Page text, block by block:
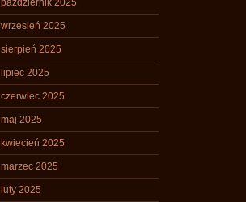
październik 2025
wrzesień 2025
sierpień 2025
lipiec 2025
czerwiec 2025
maj 2025
kwiecień 2025
marzec 2025
luty 2025